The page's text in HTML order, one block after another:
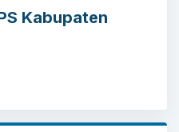
Kabupaten